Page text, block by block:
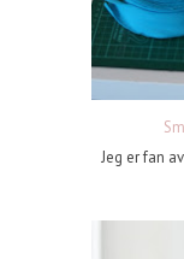
Jeg er fan